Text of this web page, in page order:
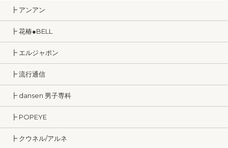
┣ アンアン
┣ 花椿●BELL
┣ エルジャポン
┣ 流行通信
┣ dansen 男子専科
┣ POPEYE
┣ クウネル/アルネ